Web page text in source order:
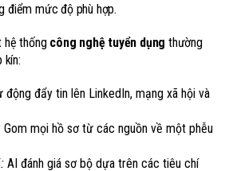
điểm mức độ phù hợp.
hệ thống công nghệ tuyển dụng thường
kín:
động đẩy tin lên LinkedIn, mạng xã hội và
Gom mọi hồ sơ từ các nguồn về một phễu
AI đánh giá sơ bộ dựa trên các tiêu chí